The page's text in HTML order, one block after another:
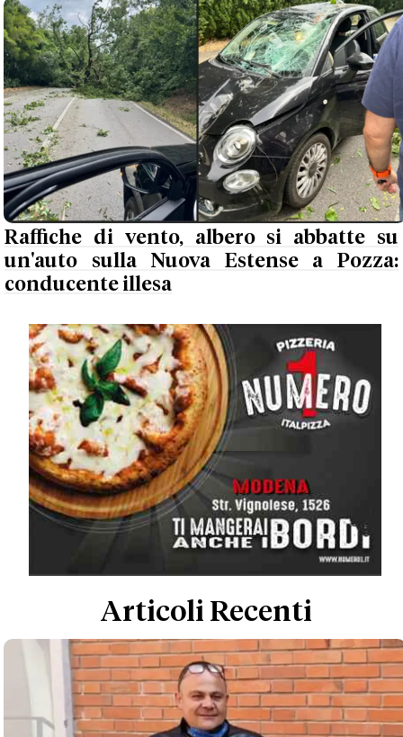
Raffiche di vento, albero si abbatte su
un'auto sulla Nuova Estense a Pozza:
conducente illesa
Articoli Recenti